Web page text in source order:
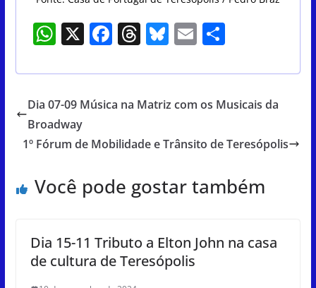
W
at
s
A
p
X F
c
e
o
k
T
re
a
s
Bl
e
sk
E
ai
l
S
ar
e
Dia 07-09 Música na Matriz com os Musicais da
Broadway
1º Fórum de Mobilidade e Trânsito de Teresópolis
Você pode gostar também
Dia 15-11 Tributo a Elton John na casa
de cultura de Teresópolis